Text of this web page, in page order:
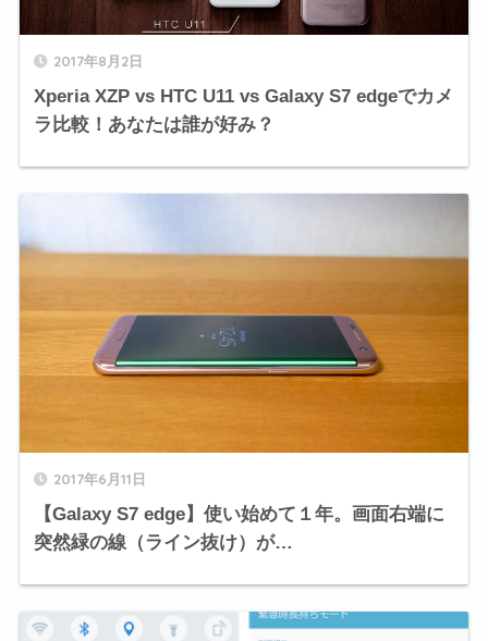
2017年8月2日
Xperia XZP vs HTC U11 vs Galaxy S7 edgeでカメ
ラ比較！あなたは誰が好み？
2017年6月11日
【Galaxy S7 edge】使い始めて１年。画面右端に
突然緑の線（ライン抜け）が…